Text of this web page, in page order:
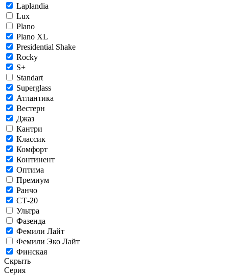
Laplandia
Lux
Plano
Plano XL
Presidential Shake
Rocky
S+
Standart
Superglass
Атлантика
Вестерн
Джаз
Кантри
Классик
Комфорт
Континент
Оптима
Премиум
Ранчо
СТ-20
Ультра
Фазенда
Фемили Лайт
Фемили Эко Лайт
Финская
Скрыть
Серия